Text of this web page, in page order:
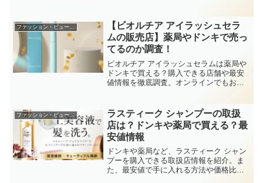
ファッション・ビューティー
【ビオルチア アイラッシュセラ
ムの販売店】薬局やドンキで売っ
てるのか調査！
ビオルチア アイラッシュセラムは薬局や
ドンキで買える？購入できる店舗や最安
値情報を徹底調査。オンラインでもお得
ファッション・ビューティー
ラスティーク シャンプーの取扱
店は？ドンキや薬局で買える？最
安値情報
ドンキや薬局など、ラスティーク シャン
プーを購入できる取扱店情報を紹介。ま
た、最安値で手に入れる方法や価格比較